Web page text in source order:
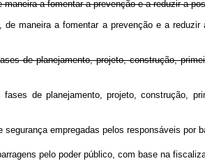
maneira a fomentar a prevenção e a reduzir a
de maneira a fomentar a prevenção e a
de planejamento, projeto, construção,
de planejamento, projeto, construção,
empregadas pelos responsáveis por
pelo poder público, com base na